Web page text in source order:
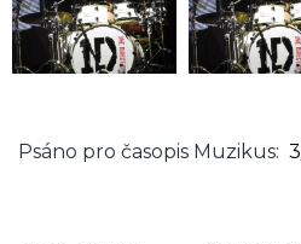
Psáno pro časopis Muzikus